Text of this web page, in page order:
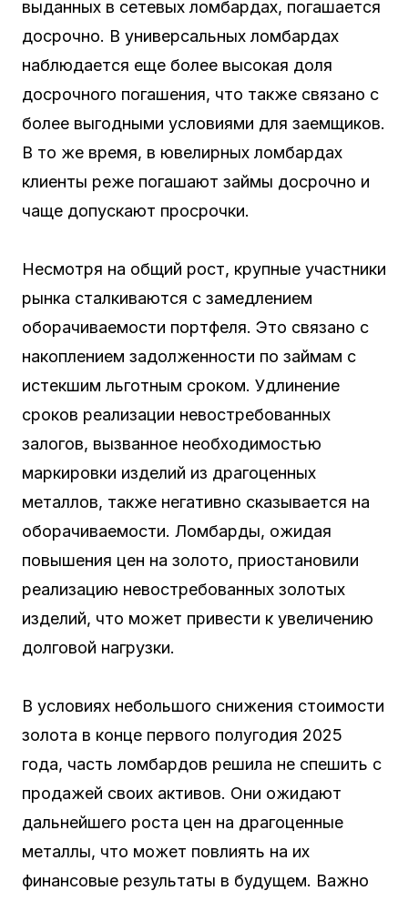
выданных в сетевых ломбардах, погашается
досрочно. В универсальных ломбардах
наблюдается еще более высокая доля
досрочного погашения, что также связано с
более выгодными условиями для заемщиков.
В то же время, в ювелирных ломбардах
клиенты реже погашают займы досрочно и
чаще допускают просрочки.
Несмотря на общий рост, крупные участники
рынка сталкиваются с замедлением
оборачиваемости портфеля. Это связано с
накоплением задолженности по займам с
истекшим льготным сроком. Удлинение
сроков реализации невостребованных
залогов, вызванное необходимостью
маркировки изделий из драгоценных
металлов, также негативно сказывается на
оборачиваемости. Ломбарды, ожидая
повышения цен на золото, приостановили
реализацию невостребованных золотых
изделий, что может привести к увеличению
долговой нагрузки.
В условиях небольшого снижения стоимости
золота в конце первого полугодия 2025
года, часть ломбардов решила не спешить с
продажей своих активов. Они ожидают
дальнейшего роста цен на драгоценные
металлы, что может повлиять на их
финансовые результаты в будущем. Важно